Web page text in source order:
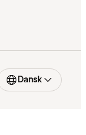
Dansk